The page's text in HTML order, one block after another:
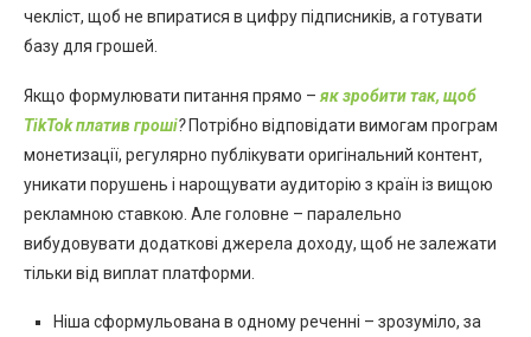
чекліст, щоб не впиратися в цифру підписників, а готувати
базу для грошей.
Якщо формулювати питання прямо – як зробити так, щоб
TikTok платив гроші?Потрібно відповідати вимогам програм
монетизації, регулярно публікувати оригінальний контент,
уникати порушень і нарощувати аудиторію з країн із вищою
рекламною ставкою. Але головне – паралельно
вибудовувати додаткові джерела доходу, щоб не залежати
тільки від виплат платформи.
Ніша сформульована в одному реченні – зрозуміло, за